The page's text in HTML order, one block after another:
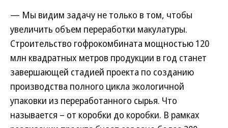
— Мы видим задачу не только в том, чтобы
увеличить объем переработки макулатуры.
Строительство гофрокомбината мощностью 120
млн квадратных метров продукции в год станет
завершающей стадией проекта по созданию
производства полного цикла экологичной
упаковки из переработанного сырья. Что
называется – от коробки до коробки. В рамках